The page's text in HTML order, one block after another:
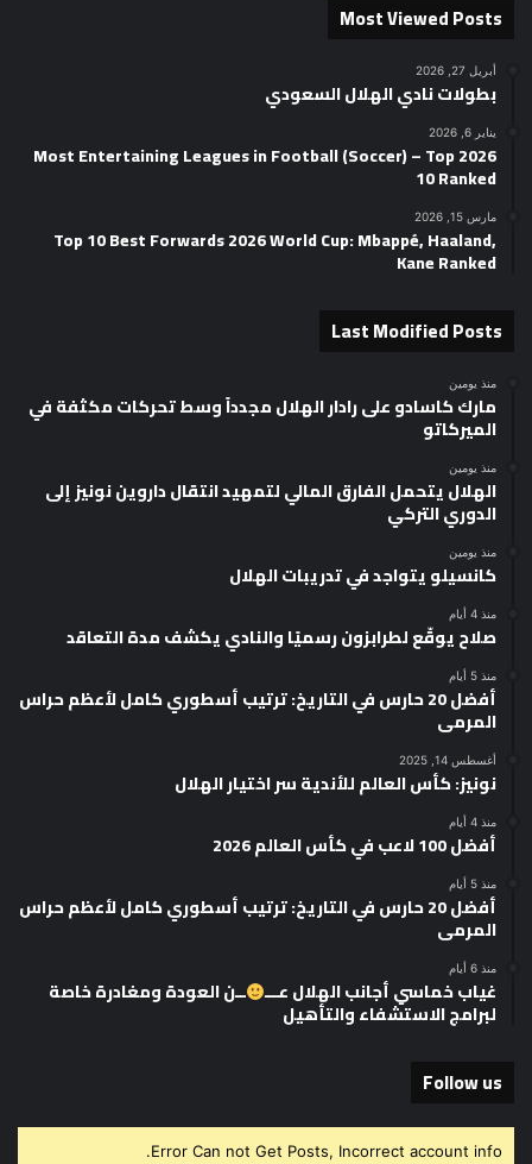
Most Viewed Posts
أبريل 27, 2026
بطولات نادي الهلال السعودي
يناير 6, 2026
2026 Most Entertaining Leagues in Football (Soccer) – Top
10 Ranked
مارس 15, 2026
Top 10 Best Forwards 2026 World Cup: Mbappé, Haaland,
Kane Ranked
Last Modified Posts
منذ يومين
مارك كاسادو على رادار الهلال مجدداً وسط تحركات مكثفة في
الميركاتو
منذ يومين
الهلال يتحمل الفارق المالي لتمهيد انتقال داروين نونيز إلى
الدوري التركي
منذ يومين
كانسيلو يتواجد في تدريبات الهلال
منذ 4 أيام
صلاح يوقّع لطرابزون رسميًا والنادي يكشف مدة التعاقد
منذ 5 أيام
أفضل 20 حارس في التاريخ: ترتيب أسطوري كامل لأعظم حراس
المرمى
أغسطس 14, 2025
نونيز: كأس العالم للأندية سر اختيار الهلال
منذ 4 أيام
أفضل 100 لاعب في كأس العالم 2026
منذ 5 أيام
أفضل 20 حارس في التاريخ: ترتيب أسطوري كامل لأعظم حراس
المرمى
منذ 6 أيام
غياب خماسي أجانب الهلال عـــ ــن العودة ومغادرة خاصة
لبرامج الاستشفاء والتأهيل
Follow us
Error Can not Get Posts, Incorrect account info.